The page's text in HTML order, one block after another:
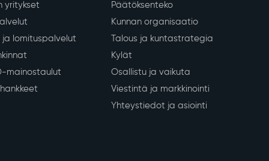
yritykset
lomituspalvelut
mainostaulut
Päätöksenteko
Kunnan organisaatio
Talous ja kuntastrategia
Kylät
Osallistu ja vaikuta
Viestintä ja markkinointi
Yhteystiedot ja asiointi